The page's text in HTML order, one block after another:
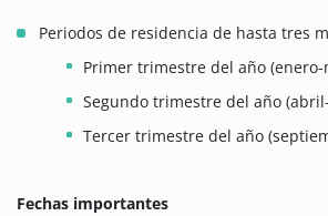
Periodos de residencia de hasta tres
Primer trimestre del año (enero-
Segundo trimestre del año
Tercer trimestre del año
Fechas importantes